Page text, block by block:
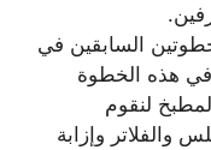
السابقين في
هذه الخطوة
لنقوم
والفلاتر وإزابة